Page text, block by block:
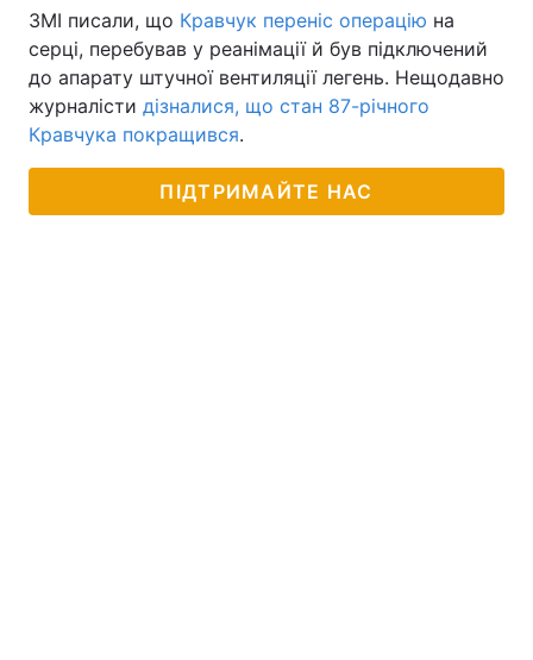
ЗМІ писали, що Кравчук переніс операцію на
серці, перебував у реанімації й був підключений
до апарату штучної вентиляції легень. Нещодавно
журналісти дізналися, що стан 87-річного
Кравчука покращився.
ПІДТРИМАЙТЕ НАС